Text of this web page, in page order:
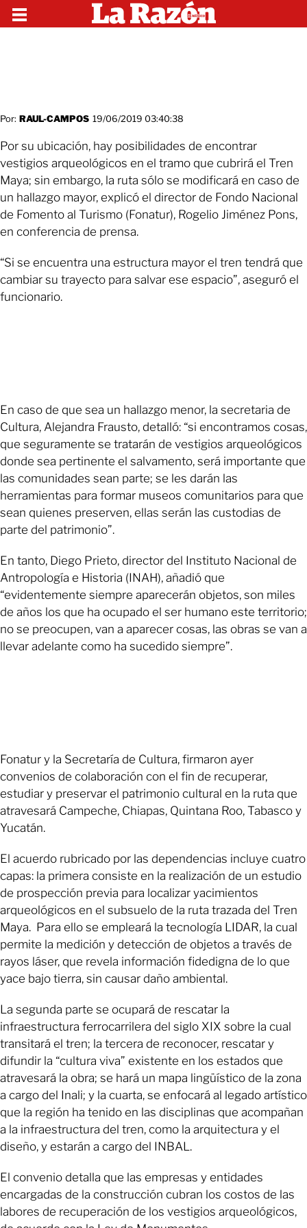
Por: RAUL-CAMPOS 19/06/2019 03:40:38
Por su ubicación, hay posibilidades de encontrar
vestigios arqueológicos en el tramo que cubrirá el Tren
Maya; sin embargo, la ruta sólo se modificará en caso de
un hallazgo mayor, explicó el director de Fondo Nacional
de Fomento al Turismo (Fonatur), Rogelio Jiménez Pons,
en conferencia de prensa.
“Si se encuentra una estructura mayor el tren tendrá que
cambiar su trayecto para salvar ese espacio”, aseguró el
funcionario.
En caso de que sea un hallazgo menor, la secretaria de
Cultura, Alejandra Frausto, detalló: “si encontramos cosas,
que seguramente se tratarán de vestigios arqueológicos
donde sea pertinente el salvamento, será importante que
las comunidades sean parte; se les darán las
herramientas para formar museos comunitarios para que
sean quienes preserven, ellas serán las custodias de
parte del patrimonio”.
En tanto, Diego Prieto, director del Instituto Nacional de
Antropología e Historia (INAH), añadió que
“evidentemente siempre aparecerán objetos, son miles
de años los que ha ocupado el ser humano este territorio;
no se preocupen, van a aparecer cosas, las obras se van a
llevar adelante como ha sucedido siempre”.
Fonatur y la Secretaría de Cultura, firmaron ayer
convenios de colaboración con el fin de recuperar,
estudiar y preservar el patrimonio cultural en la ruta que
atravesará Campeche, Chiapas, Quintana Roo, Tabasco y
Yucatán.
El acuerdo rubricado por las dependencias incluye cuatro
capas: la primera consiste en la realización de un estudio
de prospección previa para localizar yacimientos
arqueológicos en el subsuelo de la ruta trazada del Tren
Maya. Para ello se empleará la tecnología LIDAR, la cual
permite la medición y detección de objetos a través de
rayos láser, que revela información fidedigna de lo que
yace bajo tierra, sin causar daño ambiental.
La segunda parte se ocupará de rescatar la
infraestructura ferrocarrilera del siglo XIX sobre la cual
transitará el tren; la tercera de reconocer, rescatar y
difundir la “cultura viva” existente en los estados que
atravesará la obra; se hará un mapa lingüístico de la zona
a cargo del Inali; y la cuarta, se enfocará al legado artístico
que la región ha tenido en las disciplinas que acompañan
a la infraestructura del tren, como la arquitectura y el
diseño, y estarán a cargo del INBAL.
El convenio detalla que las empresas y entidades
encargadas de la construcción cubran los costos de las
labores de recuperación de los vestigios arqueológicos,